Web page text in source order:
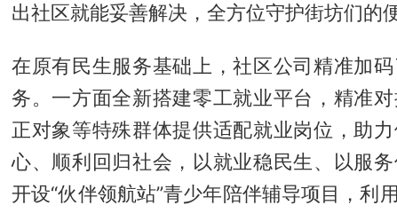
出社区就能妥善解决，全方位守护街坊们的
在原有民生服务基础上，社区公司精准加
务。一方面全新搭建零工就业平台，精准
正对象等特殊群体提供适配就业岗位，助
心、顺利回归社会，以就业稳民生、以服
开设“伙伴领航站”青少年陪伴辅导项目，利